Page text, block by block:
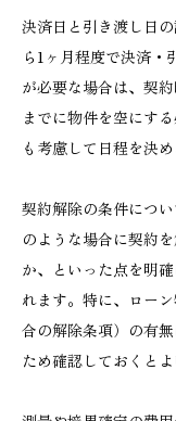
決済日と引き渡し日
ら1ヶ月程度で決済
が必要な場合は、契
までに物件を空にす
も考慮して日程を決
契約解除の条件につ
のような場合に契約
か、といった点を明
れます。特に、ロー
合の解除条項）の有
ため確認しておくとよ